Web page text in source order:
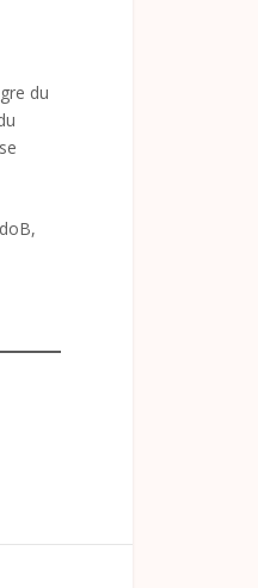
du